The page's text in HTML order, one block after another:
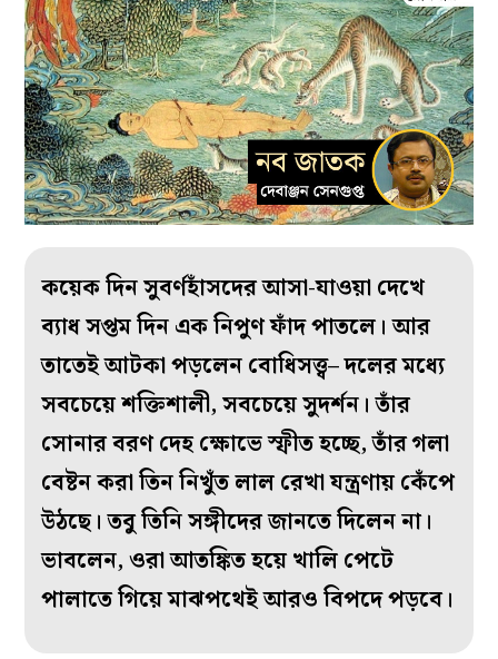
কয়েক দিন সুবর্ণহাঁসদের আসা-যাওয়া দেখে
ব্যাধ সপ্তম দিন এক নিপুণ ফাঁদ পাতলে। আর
তাতেই আটকা পড়লেন বোধিসত্ত্ব– দলের মধ্যে
সবচেয়ে শক্তিশালী, সবচেয়ে সুদর্শন। তাঁর
সোনার বরণ দেহ ক্ষোভে স্ফীত হচ্ছে, তাঁর গলা
বেষ্টন করা তিন নিখুঁত লাল রেখা যন্ত্রণায় কেঁপে
উঠছে। তবু তিনি সঙ্গীদের জানতে দিলেন না।
ভাবলেন, ওরা আতঙ্কিত হয়ে খালি পেটে
পালাতে গিয়ে মাঝপথেই আরও বিপদে পড়বে।